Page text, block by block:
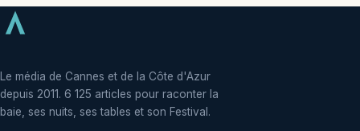
Le média de Cannes et de la Côte d'Azur
depuis 2011. 6 125 articles pour raconter la
baie, ses nuits, ses tables et son Festival.